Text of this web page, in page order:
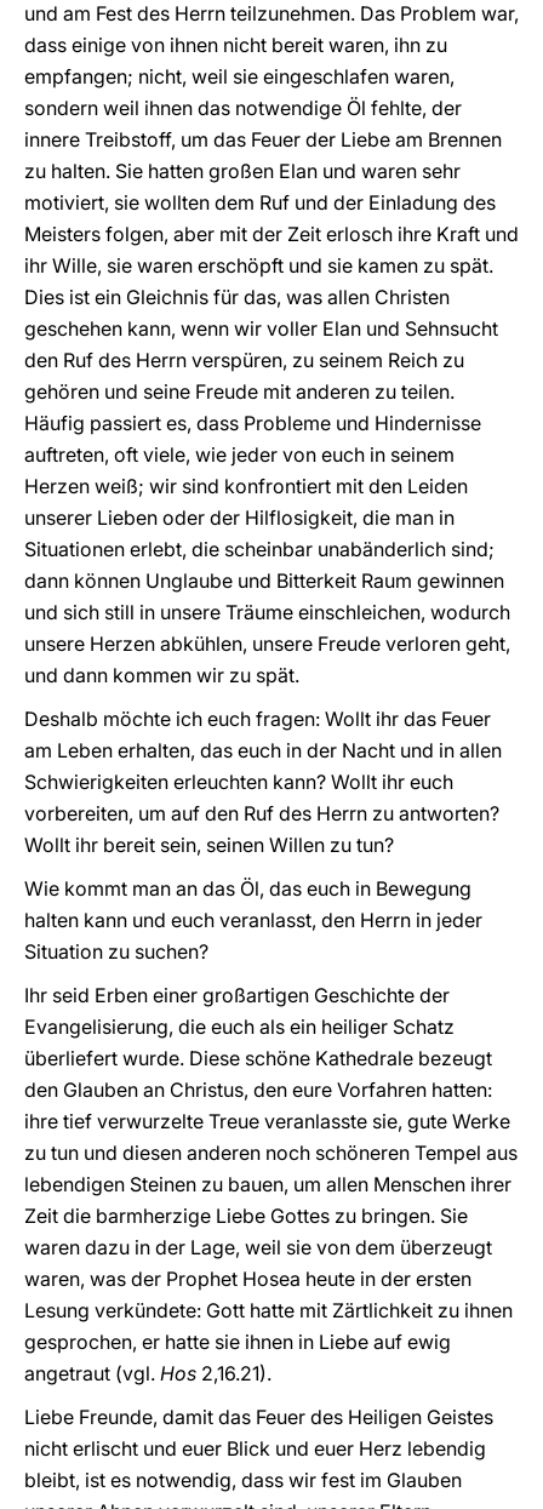
und am Fest des Herrn teilzunehmen. Das Problem war,
dass einige von ihnen nicht bereit waren, ihn zu
empfangen; nicht, weil sie eingeschlafen waren,
sondern weil ihnen das notwendige Öl fehlte, der
innere Treibstoff, um das Feuer der Liebe am Brennen
zu halten. Sie hatten großen Elan und waren sehr
motiviert, sie wollten dem Ruf und der Einladung des
Meisters folgen, aber mit der Zeit erlosch ihre Kraft und
ihr Wille, sie waren erschöpft und sie kamen zu spät.
Dies ist ein Gleichnis für das, was allen Christen
geschehen kann, wenn wir voller Elan und Sehnsucht
den Ruf des Herrn verspüren, zu seinem Reich zu
gehören und seine Freude mit anderen zu teilen.
Häufig passiert es, dass Probleme und Hindernisse
auftreten, oft viele, wie jeder von euch in seinem
Herzen weiß; wir sind konfrontiert mit den Leiden
unserer Lieben oder der Hilflosigkeit, die man in
Situationen erlebt, die scheinbar unabänderlich sind;
dann können Unglaube und Bitterkeit Raum gewinnen
und sich still in unsere Träume einschleichen, wodurch
unsere Herzen abkühlen, unsere Freude verloren geht,
und dann kommen wir zu spät.
Deshalb möchte ich euch fragen: Wollt ihr das Feuer
am Leben erhalten, das euch in der Nacht und in allen
Schwierigkeiten erleuchten kann? Wollt ihr euch
vorbereiten, um auf den Ruf des Herrn zu antworten?
Wollt ihr bereit sein, seinen Willen zu tun?
Wie kommt man an das Öl, das euch in Bewegung
halten kann und euch veranlasst, den Herrn in jeder
Situation zu suchen?
Ihr seid Erben einer großartigen Geschichte der
Evangelisierung, die euch als ein heiliger Schatz
überliefert wurde. Diese schöne Kathedrale bezeugt
den Glauben an Christus, den eure Vorfahren hatten:
ihre tief verwurzelte Treue veranlasste sie, gute Werke
zu tun und diesen anderen noch schöneren Tempel aus
lebendigen Steinen zu bauen, um allen Menschen ihrer
Zeit die barmherzige Liebe Gottes zu bringen. Sie
waren dazu in der Lage, weil sie von dem überzeugt
waren, was der Prophet Hosea heute in der ersten
Lesung verkündete: Gott hatte mit Zärtlichkeit zu ihnen
gesprochen, er hatte sie ihnen in Liebe auf ewig
angetraut (vgl. Hos 2,16.21).
Liebe Freunde, damit das Feuer des Heiligen Geistes
nicht erlischt und euer Blick und euer Herz lebendig
bleibt, ist es notwendig, dass wir fest im Glauben